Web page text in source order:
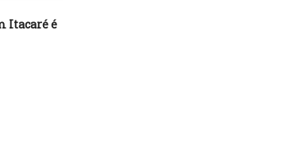
Itacaré é